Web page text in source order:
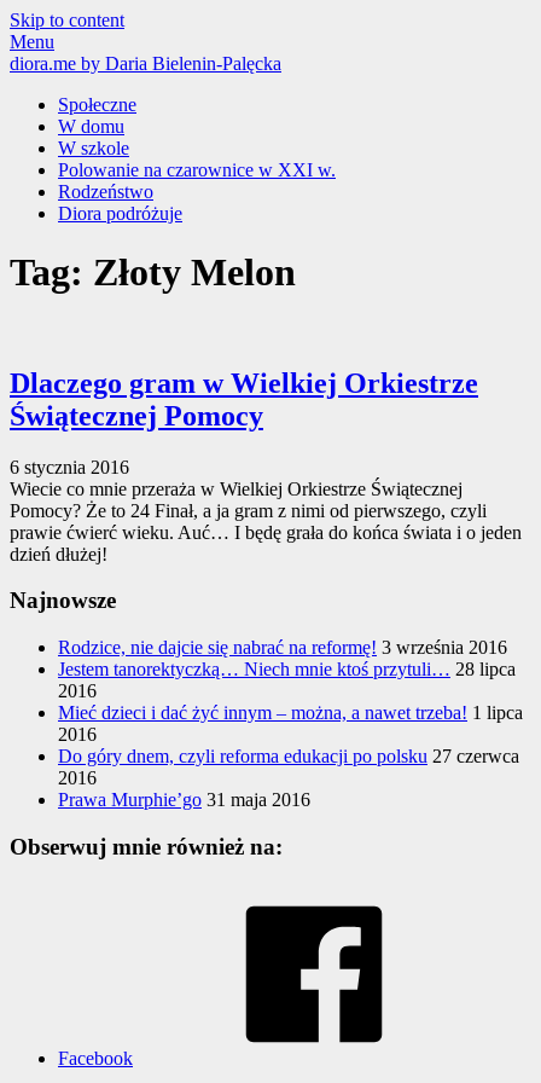
Skip to content
Menu
diora.me by Daria Bielenin-Palęcka
Społeczne
W domu
W szkole
Polowanie na czarownice w XXI w.
Rodzeństwo
Diora podróżuje
Tag: Złoty Melon
Dlaczego gram w Wielkiej Orkiestrze
Świątecznej Pomocy
6 stycznia 2016
Wiecie co mnie przeraża w Wielkiej Orkiestrze Świątecznej
Pomocy? Że to 24 Finał, a ja gram z nimi od pierwszego, czyli
prawie ćwierć wieku. Auć… I będę grała do końca świata i o jeden
dzień dłużej!
Najnowsze
Rodzice, nie dajcie się nabrać na reformę! 3 września 2016
Jestem tanorektyczką… Niech mnie ktoś przytuli… 28 lipca
2016
Mieć dzieci i dać żyć innym – można, a nawet trzeba! 1 lipca
2016
Do góry dnem, czyli reforma edukacji po polsku 27 czerwca
2016
Prawa Murphie’go 31 maja 2016
Obserwuj mnie również na:
Facebook